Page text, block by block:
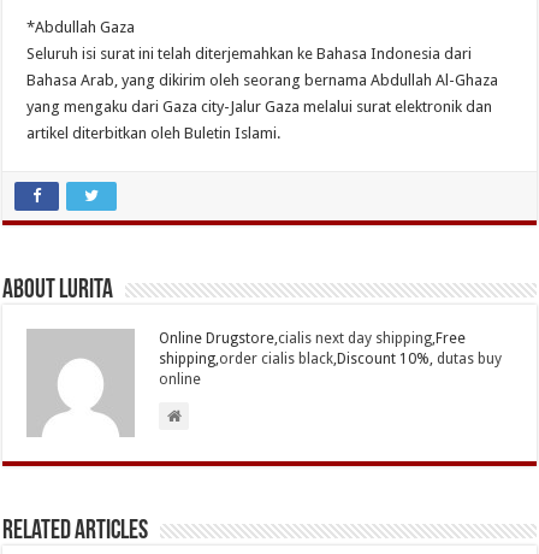
*Abdullah Gaza
Seluruh isi surat ini telah diterjemahkan ke Bahasa Indonesia dari
Bahasa Arab, yang dikirim oleh seorang bernama Abdullah Al-Ghaza
yang mengaku dari Gaza city-Jalur Gaza melalui surat elektronik dan
artikel diterbitkan oleh Buletin Islami.
About Lurita
Online Drugstore,cialis next day shipping ,Free
shipping, order cialis black ,Discount 10%,dutas buy
online
Related Articles